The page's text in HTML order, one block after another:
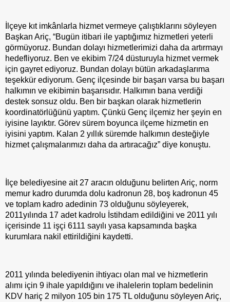
İlçeye kıt imkânlarla hizmet vermeye çalıştıklarını söyleyen
Başkan Ariç, “Bugün itibari ile yaptığımız hizmetleri yeterli
görmüyoruz. Bundan dolayı hizmetlerimizi daha da artırmayı
hedefliyoruz. Ben ve ekibim 7/24 düsturuyla hizmet vermek
için gayret ediyoruz. Bundan dolayı bütün arkadaşlarıma
teşekkür ediyorum. Genç ilçesinde bir başarı varsa bu başarı
halkımın ve ekibimin başarısıdır. Halkımın bana verdiği
destek sonsuz oldu. Ben bir başkan olarak hizmetlerin
koordinatörlüğünü yaptım. Çünkü Genç ilçemiz her şeyin en
iyisine layıktır. Görev sürem boyunca ilçeme hizmetin en
iyisini yaptım. Kalan 2 yıllık süremde halkımın desteğiyle
hizmet çalışmalarımızı daha da artıracağız” diye konuştu.
İlçe belediyesine ait 27 aracın olduğunu belirten Ariç, norm
memur kadro durumda dolu kadronun 28, boş kadronun 45
ve toplam kadro adedinin 73 olduğunu söyleyerek,
2011yılında 17 adet kadrolu İstihdam edildiğini ve 2011 yılı
içerisinde 11 işçi 6111 sayılı yasa kapsamında başka
kurumlara nakil ettirildiğini kaydetti.
2011 yılında belediyenin ihtiyacı olan mal ve hizmetlerin
alımı için 9 ihale yapıldığını ve ihalelerin toplam bedelinin
KDV hariç 2 milyon 105 bin 175 TL olduğunu söyleyen Ariç,